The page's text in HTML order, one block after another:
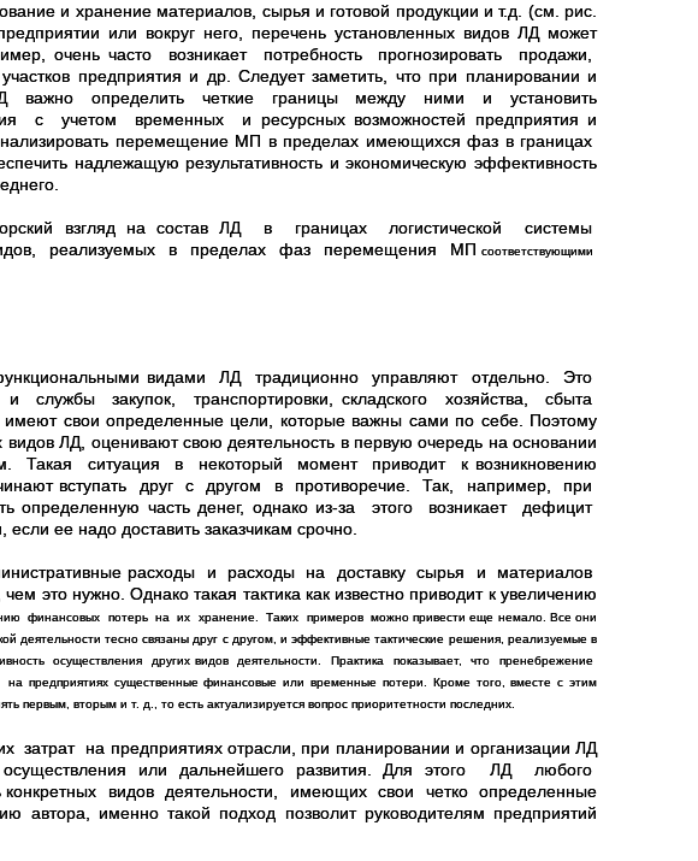
и хранение материалов, сырья и готовой продукции и т.д. (см. рис.
или вокруг него, перечень установленных видов ЛД может
очень часто возникает потребность прогнозировать продажи,
предприятия и др. Следует заметить, что при планировании и
ЛД важно определить четкие границы между ними и установить
с учетом временных и ресурсных возможностей предприятия и
перемещение МП в пределах имеющихся фаз в границах
надлежащую результативность и экономическую эффективность
взгляд на состав ЛД в границах логистической системы
реализуемых в пределах фаз перемещения МП соответствующими
видами ЛД традиционно управляют отдельно. Это
службы закупок, транспортировки, складского хозяйства, сбыта
свои определенные цели, которые важны сами по себе. Поэтому
ЛД, оценивают свою деятельность в первую очередь на основании
Такая ситуация в некоторый момент приводит к возникновению
вступать друг с другом в противоречие. Так, например, при
определенную часть денег, однако из-за этого возникает дефицит
ее надо доставить заказчикам срочно.
расходы и расходы на доставку сырья и материалов
это нужно. Однако такая тактика как известно приводит к увеличению
финансовых потерь на их хранение. Таких примеров можно привести еще немало. Все они
деятельности тесно связаны друг с другом, и эффективные тактические решения, реализуемые в
осуществления других видов деятельности. Практика показывает, что пренебрежение
существенные финансовые или временные потери. Кроме того, вместе с этим
первым, вторым и т. д., то есть актуализируется вопрос приоритетности последних.
на предприятиях отрасли, при планировании и организации ЛД
осуществления или дальнейшего развития. Для этого ЛД любого
конкретных видов деятельности, имеющих свои четко определенные
автора, именно такой подход позволит руководителям предприятий